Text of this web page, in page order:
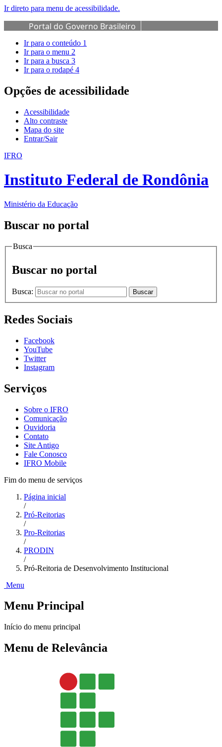
Ir direto para menu de acessibilidade.
Portal do Governo Brasileiro
Ir para o conteúdo 1
Ir para o menu 2
Ir para a busca 3
Ir para o rodapé 4
Opções de acessibilidade
Acessibilidade
Alto contraste
Mapa do site
Entrar/Sair
IFRO
Instituto Federal de Rondônia
Ministério da Educação
Buscar no portal
Busca
Buscar no portal
Busca: Buscar
Redes Sociais
Facebook
YouTube
Twitter
Instagram
Serviços
Sobre o IFRO
Comunicação
Ouvidoria
Contato
Site Antigo
Fale Conosco
IFRO Mobile
Fim do menu de serviços
Página inicial
/
Pró-Reitorias
/
Pro-Reitorias
/
PRODIN
/
Pró-Reitoria de Desenvolvimento Institucional
Menu
Menu Principal
Início do menu principal
Menu de Relevância